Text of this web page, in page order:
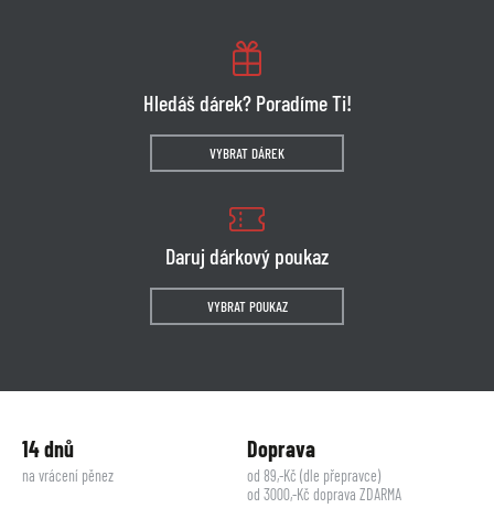
Hledáš dárek? Poradíme Ti!
VYBRAT DÁREK
Daruj dárkový poukaz
VYBRAT POUKAZ
14 dnů
na vrácení pěnez
Doprava
od 89,-Kč (dle přepravce)
od 3000,-Kč doprava ZDARMA